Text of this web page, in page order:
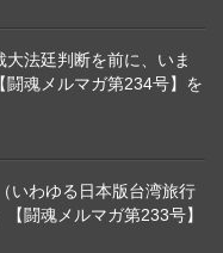
法廷判断を前に、いま
闘魂メルマガ第234号】を
いわゆる日本版台湾旅行
闘魂メルマガ第233号】